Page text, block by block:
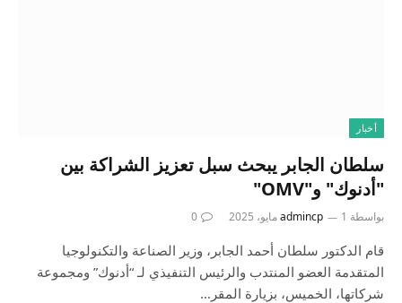
أخبار
سلطان الجابر يبحث سبل تعزيز الشراكة بين
"أدنوك" و"OMV"
بواسطة admincp 1 مايو، 2025 0
قام الدكتور سلطان أحمد الجابر، وزير الصناعة والتكنولوجيا
المتقدمة العضو المنتدب والرئيس التنفيذي لـ “أدنوك” ومجموعة
شركاتها، الخميس، بزيارة المقر…